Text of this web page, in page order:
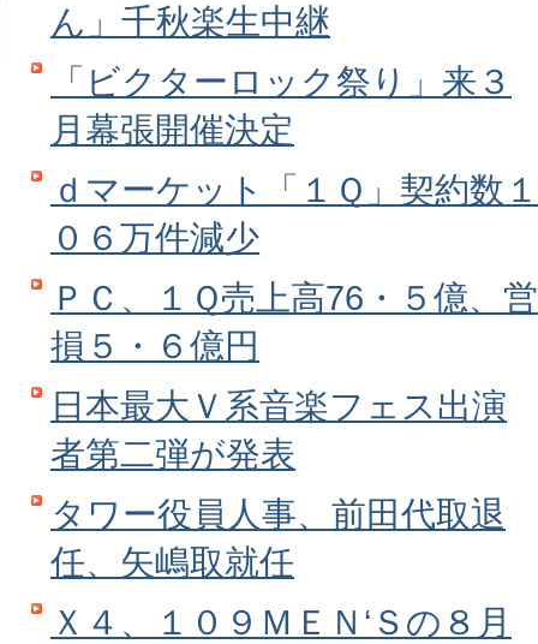
ん」千秋楽生中継
「ビクターロック祭り」来３
月幕張開催決定
ｄマーケット「１Ｑ」契約数１
０６万件減少
ＰＣ、１Ｑ売上高76・５億、営
損５・６億円
日本最大Ｖ系音楽フェス出演
者第二弾が発表
タワー役員人事、前田代取退
任、矢嶋取就任
Ｘ４、１０９ＭＥＮ‘Ｓの８月